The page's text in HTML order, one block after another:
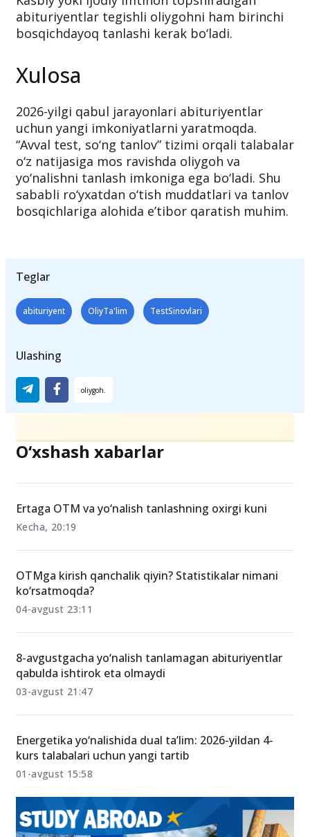
abituriyentlar tegishli oliygohni ham birinchi
bosqichdayoq tanlashi kerak bo‘ladi.
Xulosa
2026-yilgi qabul jarayonlari abituriyentlar
uchun yangi imkoniyatlarni yaratmoqda.
“Avval test, so‘ng tanlov” tizimi orqali talabalar
o‘z natijasiga mos ravishda oliygoh va
yo‘nalishni tanlash imkoniga ega bo‘ladi. Shu
sababli ro‘yxatdan o‘tish muddatlari va tanlov
bosqichlariga alohida e’tibor qaratish muhim.
Teglar
abituriyent OliyTa'lim TestSinovlari
Ulashing
O‘xshash xabarlar
Ertaga OTM va yo‘nalish tanlashning oxirgi kuni
Kecha, 20:19
OTMga kirish qanchalik qiyin? Statistikalar nimani
ko‘rsatmoqda?
04-avgust 23:11
8-avgustgacha yo‘nalish tanlamagan abituriyentlar
qabulda ishtirok eta olmaydi
03-avgust 21:47
Energetika yo‘nalishida dual ta’lim: 2026-yildan 4-
kurs talabalari uchun yangi tartib
01-avgust 15:58